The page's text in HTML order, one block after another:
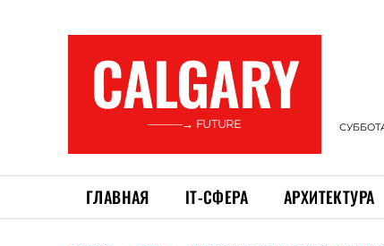
CALGARY
———→ FUTURE
ГЛАВНАЯ ІТ-СФЕРА АРХИТЕКТУРА